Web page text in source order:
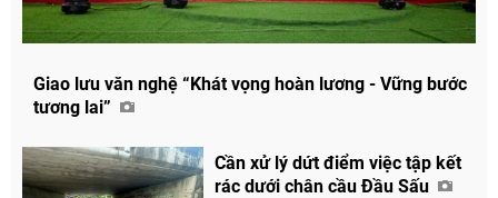
Giao lưu văn nghệ “Khát vọng hoàn lương - Vững bước
tương lai”
Cần xử lý dứt điểm việc tập kết
rác dưới chân cầu Đầu Sấu